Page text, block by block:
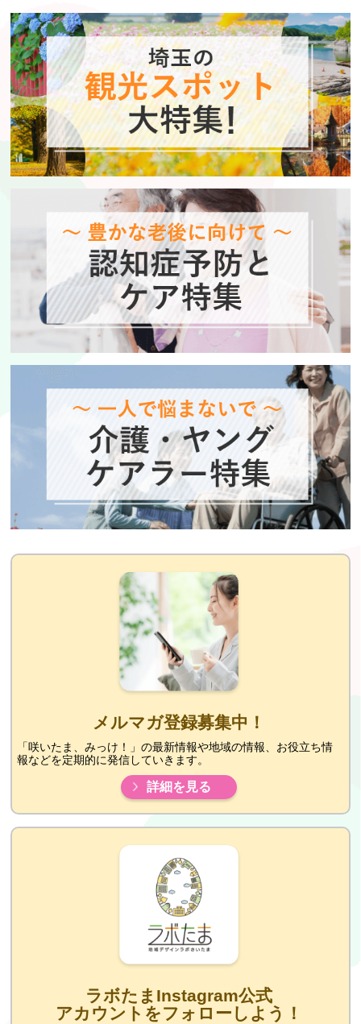
メルマガ登録募集中！
「咲いたま、みっけ！」の最新情報や地域の情報、お役立ち情
報などを定期的に発信していきます。
詳細を見る
ラボたまInstagram公式
アカウントをフォローしよう！